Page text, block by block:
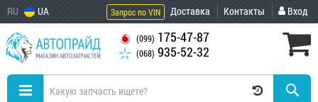
RU UA Запрос по VIN Доставка Контакты Вход
(099) 175-47-87
(068) 935-52-32